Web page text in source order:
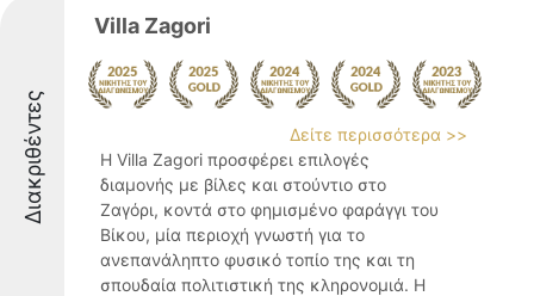
Διακριθέντες
Villa Zagori
Δείτε περισσότερα >>
Η Villa Zagori προσφέρει επιλογές
διαμονής με βίλες και στούντιο στο
Ζαγόρι, κοντά στο φημισμένο φαράγγι του
Βίκου, μία περιοχή γνωστή για το
ανεπανάληπτο φυσικό τοπίο της και τη
σπουδαία πολιτιστική της κληρονομιά. Η